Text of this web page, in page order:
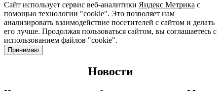
Сайт использует сервис веб-аналитики Яндекс Метрика с
помощью технологии "cookie". Это позволяет нам
анализировать взаимодействие посетителей с сайтом и делать
его лучше. Продолжая пользоваться сайтом, вы соглашаетесь с
использованием файлов "cookie".
Принимаю
Новости